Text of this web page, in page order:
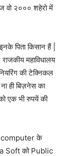
वो २००० शहेरो में
पिता किसान हैं |
महाविधालय
की टेक्निकल
ही बिज़नेस का
एक भी रुपयें की
computer के
Soft को Public